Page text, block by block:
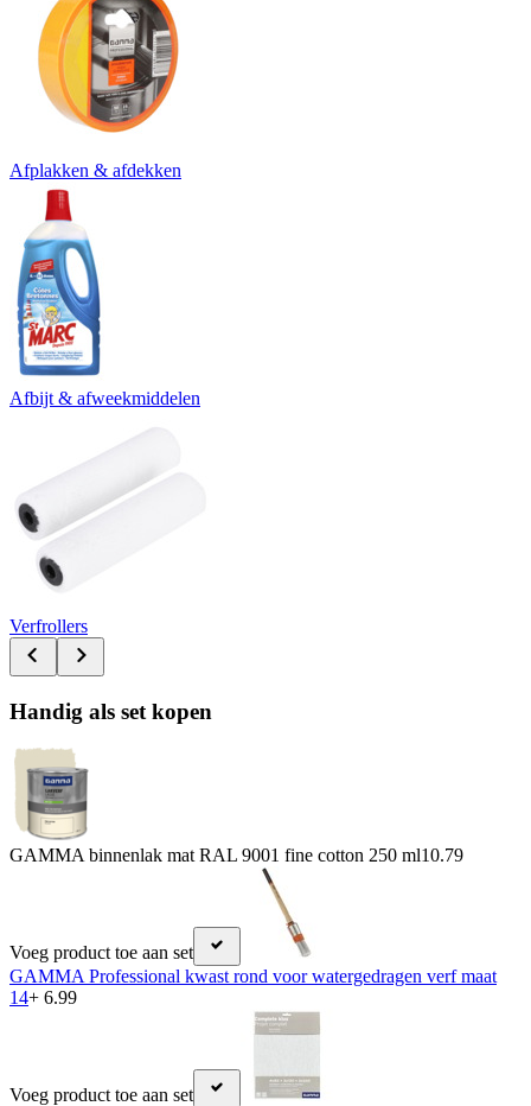
Afplakken & afdekken
Afbijt & afweekmiddelen
Verfrollers
Handig als set kopen
GAMMA binnenlak mat RAL 9001 fine cotton 250 ml10.79
Voeg product toe aan set
GAMMA Professional kwast rond voor watergedragen verf maat
14+ 6.99
Voeg product toe aan set